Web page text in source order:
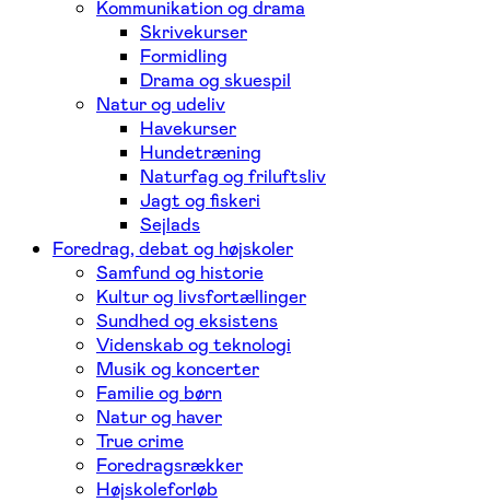
Kommunikation og drama
Skrivekurser
Formidling
Drama og skuespil
Natur og udeliv
Havekurser
Hundetræning
Naturfag og friluftsliv
Jagt og fiskeri
Sejlads
Foredrag, debat og højskoler
Samfund og historie
Kultur og livsfortællinger
Sundhed og eksistens
Videnskab og teknologi
Musik og koncerter
Familie og børn
Natur og haver
True crime
Foredragsrækker
Højskoleforløb